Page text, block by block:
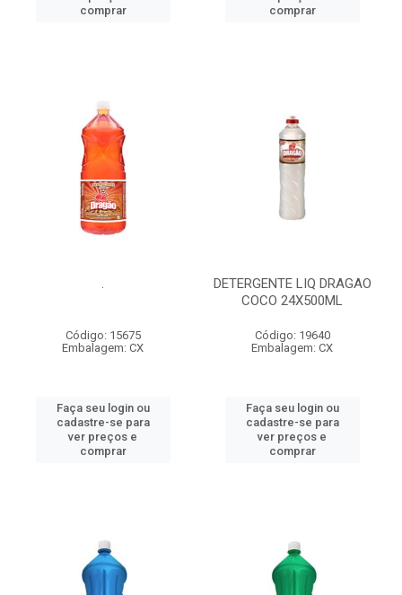
comprar
comprar
.
Código: 15675
Embalagem: CX
Faça seu login ou
cadastre-se para
ver preços e
comprar
DETERGENTE LIQ DRAGAO
COCO 24X500ML
Código: 19640
Embalagem: CX
Faça seu login ou
cadastre-se para
ver preços e
comprar